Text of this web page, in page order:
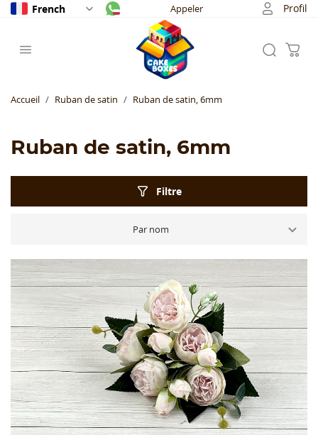
French Appeler Profil
Accueil Ruban de satin Ruban de satin, 6mm
Ruban de satin, 6mm
Filtre
Par nom